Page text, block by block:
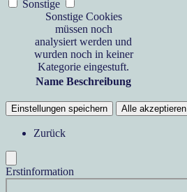
Sonstige
Sonstige Cookies
müssen noch
analysiert werden und
wurden noch in keiner
Kategorie eingestuft.
Name Beschreibung
Einstellungen speichern Alle akzeptieren
Zurück
Erstinformation